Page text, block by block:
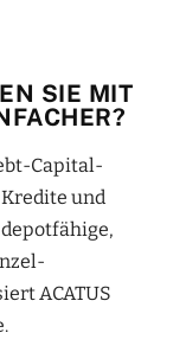
SIE MIT
Capital-
und
ACATUS